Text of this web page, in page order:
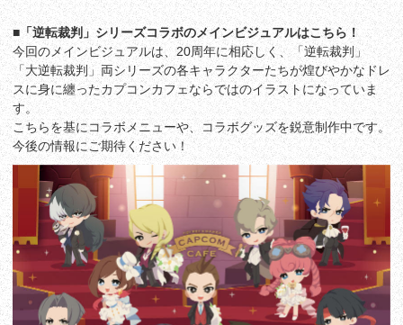
■「逆転裁判」シリーズコラボのメインビジュアルはこちら！
今回のメインビジュアルは、20周年に相応しく、「逆転裁判」
「大逆転裁判」両シリーズの各キャラクターたちが煌びやかなドレ
スに身に纏ったカプコンカフェならではのイラストになっていま
す。
こちらを基にコラボメニューや、コラボグッズを鋭意制作中です。
今後の情報にご期待ください！